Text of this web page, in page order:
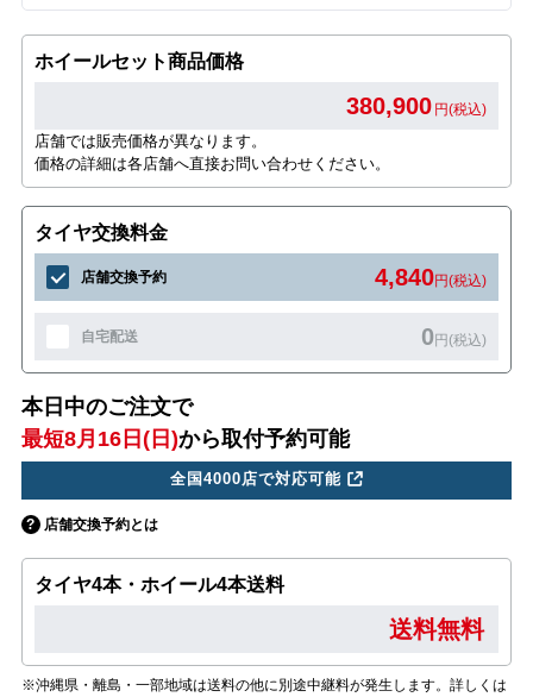
ホイールセット商品価格
380,900 円(税込)
店舗では販売価格が異なります。
価格の詳細は各店舗へ直接お問い合わせください。
タイヤ交換料金
店舗交換予約 4,840円(税込)
自宅配送 0円(税込)
本日中のご注文で
最短8月16日(日)から取付予約可能
全国4000店で対応可能
店舗交換予約とは
タイヤ4本・ホイール4本送料
送料無料
※沖縄県・離島・一部地域は送料の他に別途中継料が発生します。詳しくは